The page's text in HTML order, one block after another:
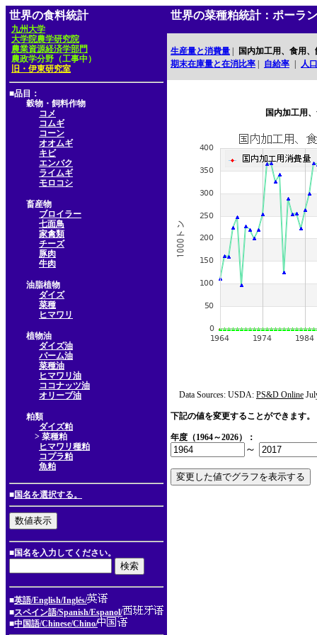
世界の食料統計
九州大学
大学院農学研究院
農業資源経済学部門
農政学分野（工事中）
旧・伊東研究室
■品目：
穀物・飼料作物
コメ
コムギ
コーン
オオムギ
キビ
エンバク
ライムギ
モロコシ
畜産物
ブロイラー
七面鳥
家禽類
チーズ
豚肉
牛肉
油脂植物
ダイズ
菜種
ヒマワリ
植物油
ダイズ油
パーム油
菜種油
ヒマワリ油
ココナッツ油
オリーブ油
粕類
ダイズ粕
> 菜種粕
ヒマワリ種粕
コプラ粕
魚粕
■国名を選択する。
■国名を入力してください。
■英語/English/Inglés/
■スペイン語/Spanish/Espanol/
■中国語/Chinese/Chino/
世界の菜種粕統計：ポーラ
生産量と消費量
国内加工用、食用
期末在庫量と在消比率
自給率 人口
国内加工用
Data Sources: USDA: PS&D Online
下記の値を変更することができます。
年度（1964～2026）：
～